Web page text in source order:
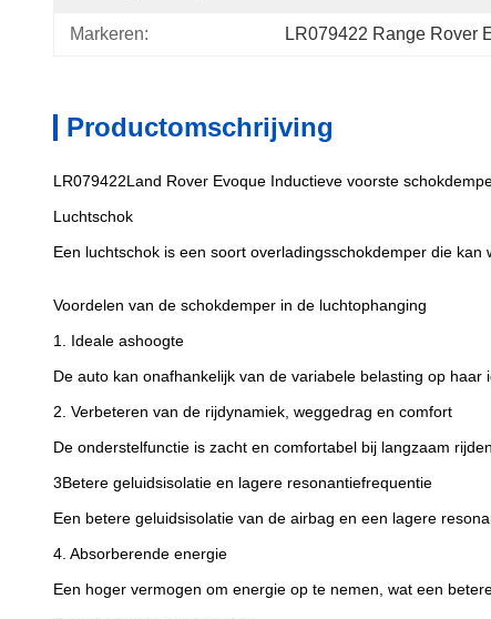
Markeren: LR079422 Range Rover
Productomschrijving
LR079422Land Rover Evoque Inductieve voorste
Luchtschok
Een luchtschok is een soort overladingsschokdemper die
Voordelen van de schokdemper in de luchtophanging
1. Ideale ashoogte
De auto kan onafhankelijk van de variabele belasting op haar
2. Verbeteren van de rijdynamiek, weggedrag en comfort
De onderstelfunctie is zacht en comfortabel bij langzaam
3Betere geluidsisolatie en lagere resonantiefrequentie
Een betere geluidsisolatie van de airbag en een lagere
4. Absorberende energie
Een hoger vermogen om energie op te nemen, wat een